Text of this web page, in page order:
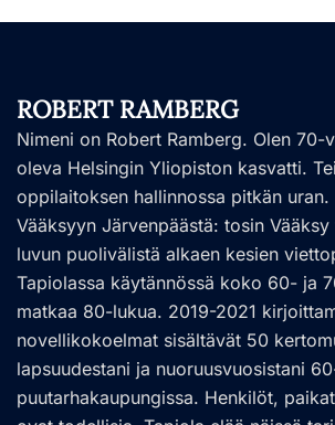
ROBERT RAMBERG
Nimeni on Robert Ramberg. Olen 70-
oleva Helsingin Yliopiston kasvatti.
oppilaitoksen hallinnossa pitkän
Vääksyyn Järvenpäästä: tosin
luvun puolivälistä alkaen kesien
Tapiolassa käytännössä koko 60- ja
matkaa 80-lukua. 2019-2021
novellikokoelmat sisältävät 50
lapsuudestani ja nuoruusvuosistani
puutarhakaupungissa. Henkilöt,